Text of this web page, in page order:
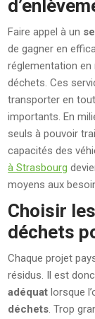
Faire appel à un
de gagner en
réglementation
déchets. Ces
transporter en
importants. En
seuls à pouvoir
capacités des
à Strasbourg
moyens aux
Choisir
déchets
Chaque projet
résidus. Il est
adéquat lorsque
déchets. Trop